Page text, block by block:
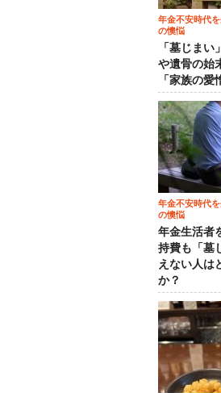
年金不安時代
の懊悩
「墓じまい
や遺骨の始
「家族の愛
年金不安時代
の懊悩
年金生活者
持費も「墓
えない人は
か？